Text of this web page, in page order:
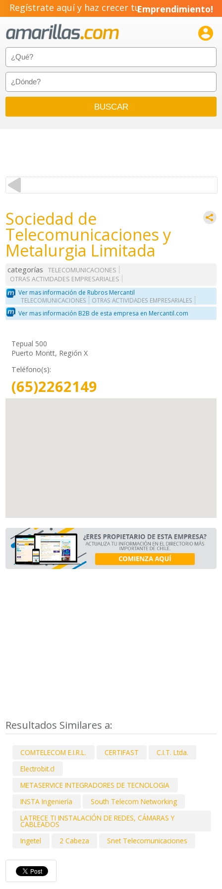
Regístrate aquí y haz crecer tuEmprendimiento!

Sociedad de
Telecomunicaciones y
Metalurgia Limitada
categorías
TELECOMUNICACIONES
OTRAS ACTIVIDADES EMPRESARIALES
Ver mas información de Rubros Mercantil
TELECOMUNICACIONES OTRAS ACTIVIDADES EMPRESARIALES
Ver mas información B2B de esta empresa en Mercantil.com
Tepual 500
Puerto Montt, Región X
Teléfono(s):
(65)2262149
Resultados Similares a:
COMTELECOM E.I.R.L. CERTIFAST
C.I.T. Ltda.
Electrobit.cl
METASERVICE INTEGRADORES DE TECNOLOGIA
INSTA Ingeniería
South Telecom Networking
LATRECE TI INSTALACIÓN DE REDES, CÁMARAS Y
CABLEADOS
Ingetel
2 Cabeza Snet Telecomunicaciones